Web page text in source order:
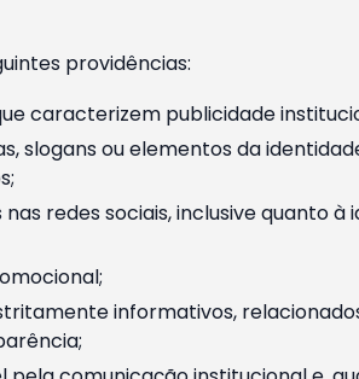
providências:
caracterizem publicidade
ou elementos da
redes sociais, inclusive quanto à
informativos,